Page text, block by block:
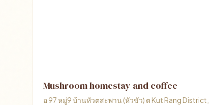
Mushroom homestay and coffee
อ 97 หมู่9 บ้านหัวตสะพาน (หัวขัว) ต Kut Rang District,